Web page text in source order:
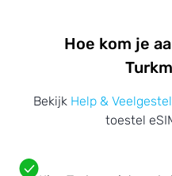
Hoe kom je
Bekijk Help &
toestel